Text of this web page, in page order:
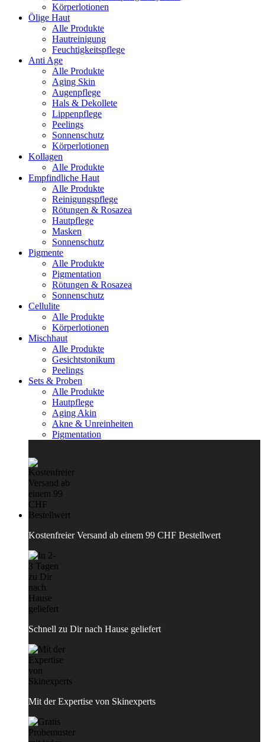
Körperlotionen
Ölige Haut
Alle Produkte
Hautreinigung
Feuchtigkeitspflege
Anti Age
Alle Produkte
Aging Skin
Augenpflege
Hals & Dekollete
Lippenpflege
Peelings
Sonnenschutz
Körperlotionen
Kollagen
Alle Produkte
Empfindliche Haut
Alle Produkte
Reinigungspflege
Rötungen & Rosazea
Hautpflege
Masken
Sonnenschutz
Pigmente
Alle Produkte
Pigmentation
Rötungen & Rosazea
Sonnenschutz
Cellulite
Alle Produkte
Körperlotionen
Mischhaut
Alle Produkte
Gesichtstonikum
Peelings
Sets & Proben
Alle Produkte
Hautpflege
Aging Akin
Akne & Unreinheiten
Pigmentation
Kostenfreier Versand ab einem 99 CHF Bestellwert
Schnell zu Dir nach Hause geliefert
Mit der Expertise von Skinexperts